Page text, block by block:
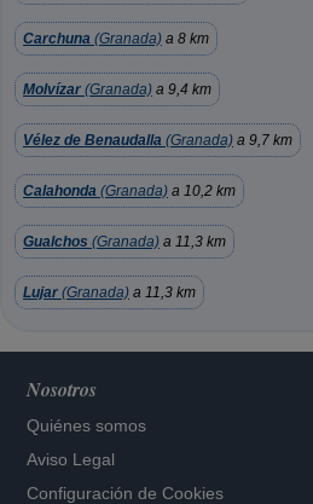
Carchuna (Granada) a 8 km
Molvízar (Granada) a 9,4 km
Vélez de Benaudalla (Granada) a 9,7 km
Calahonda (Granada) a 10,2 km
Gualchos (Granada) a 11,3 km
Lujar (Granada) a 11,3 km
Nosotros
Quiénes somos
Aviso Legal
Configuración de Cookies